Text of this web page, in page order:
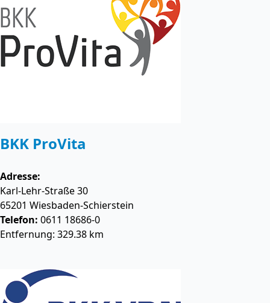
BKK ProVita
Adresse:
Karl-Lehr-Straße 30
65201 Wiesbaden-Schierstein
Telefon: 0611 18686-0
Entfernung: 329.38 km